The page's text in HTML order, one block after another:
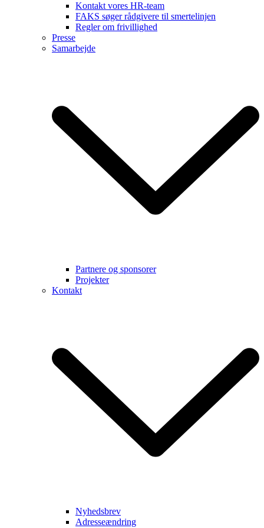
Kontakt vores HR-team
FAKS søger rådgivere til smertelinjen
Regler om frivillighed
Presse
Samarbejde
Partnere og sponsorer
Projekter
Kontakt
Nyhedsbrev
Adresseændring